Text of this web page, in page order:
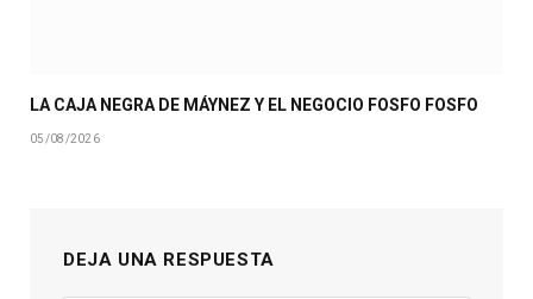
LA CAJA NEGRA DE MÁYNEZ Y EL NEGOCIO FOSFO FOSFO
05/08/2026
DEJA UNA RESPUESTA